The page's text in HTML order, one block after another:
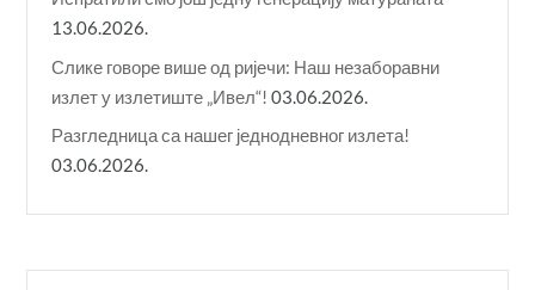
13.06.2026.
Слике говоре више од ријечи: Наш незаборавни
излет у излетиште „Ивел“! 03.06.2026.
Разгледница са нашег једнодневног излета!
03.06.2026.